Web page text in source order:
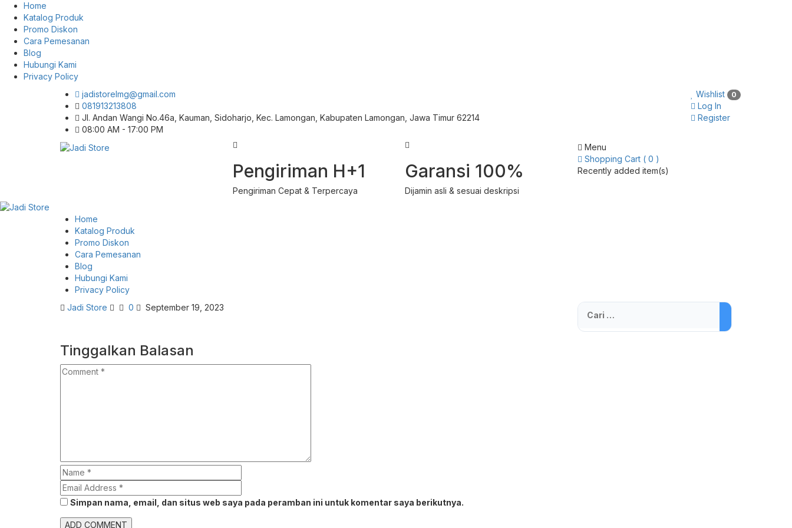
Home
Katalog Produk
Promo Diskon
Cara Pemesanan
Blog
Hubungi Kami
Privacy Policy
jadistorelmg@gmail.com
081913213808
Jl. Andan Wangi No.46a, Kauman, Sidoharjo, Kec. Lamongan, Kabupaten Lamongan, Jawa Timur 62214
08:00 AM - 17:00 PM
Wishlist 0
Log In
Register
Pengiriman H+1
Pengiriman Cepat & Terpercaya
Garansi 100%
Dijamin asli & sesuai deskripsi
Menu
Shopping Cart ( 0 )
Recently added item(s)
Home
Katalog Produk
Promo Diskon
Cara Pemesanan
Blog
Hubungi Kami
Privacy Policy
Jadi Store
0 September 19, 2023
Tinggalkan Balasan
Simpan nama, email, dan situs web saya pada peramban ini untuk komentar saya berikutnya.
Cari
untuk: